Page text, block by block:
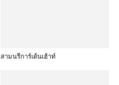
สามนรีการ์เด้นเฮ้าท์